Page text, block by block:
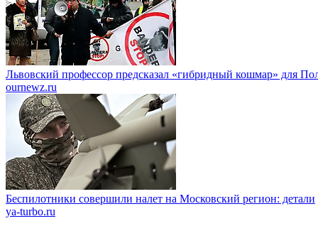
Львовский профессор предсказал «гибридный кошмар» для
ournewz.ru
Беспилотники совершили налет на Московский регион: детали
ya-turbo.ru